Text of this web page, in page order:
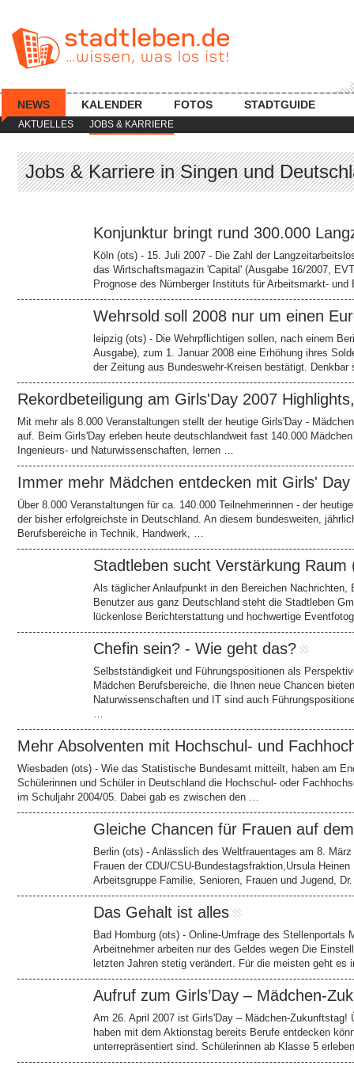
AKTUELLES JOBS & KARRIERE
NEWS KALENDER FOTOS STADTGUIDE
Jobs & Karriere in Singen und
Konjunktur bringt rund 300.000
Köln (ots) - 15. Juli 2007 - Die Zahl der
das Wirtschaftsmagazin 'Capital' (Ausgabe 16/2007,
Prognose des Nürnberger Instituts für Arbeitsmarkt-
Wehrsold soll 2008 nur um einen
leipzig (ots) - Die Wehrpflichtigen sollen, nach einem
Ausgabe), zum 1. Januar 2008 eine Erhöhung ihres
der Zeitung aus Bundeswehr-Kreisen bestätigt.
Rekordbeteiligung am Girls'Day 2007
Mit mehr als 8.000 Veranstaltungen stellt der heutige Girls'Day -
auf. Beim Girls'Day erleben heute deutschlandweit fast 140.000
Ingenieurs- und Naturwissenschaften, lernen …
Immer mehr Mädchen entdecken mit Girls'
Über 8.000 Veranstaltungen für ca. 140.000 Teilnehmerinnen - der
der bisher erfolgreichste in Deutschland. An diesem bundesweiten,
Berufsbereiche in Technik, Handwerk, …
Stadtleben sucht Verstärkung
Als täglicher Anlaufpunkt in den Bereichen
Benutzer aus ganz Deutschland steht die Stadtleben
lückenlose Berichterstattung und hochwertige
Chefin sein? - Wie geht das?
Selbstständigkeit und Führungspositionen als
Mädchen Berufsbereiche, die Ihnen neue Chancen
Naturwissenschaften und IT sind auch
…
Mehr Absolventen mit Hochschul- und
Wiesbaden (ots) - Wie das Statistische Bundesamt mitteilt, haben am
Schülerinnen und Schüler in Deutschland die Hochschul- oder
im Schuljahr 2004/05. Dabei gab es zwischen den …
Gleiche Chancen für Frauen auf
Berlin (ots) - Anlässlich des Weltfrauentages am 8.
Frauen der CDU/CSU-Bundestagsfraktion,Ursula
Arbeitsgruppe Familie, Senioren, Frauen und Jugend,
Das Gehalt ist alles
Bad Homburg (ots) - Online-Umfrage des Stellenportals
Arbeitnehmer arbeiten nur des Geldes wegen Die
letzten Jahren stetig verändert. Für die meisten geht
Aufruf zum Girls’Day – Mädchen-
Am 26. April 2007 ist Girls'Day – Mädchen-Zukunftstag!
haben mit dem Aktionstag bereits Berufe entdecken
unterrepräsentiert sind. Schülerinnen ab Klasse 5